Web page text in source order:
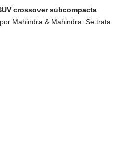
crossover subcompacta
Mahindra & Mahindra. Se trata